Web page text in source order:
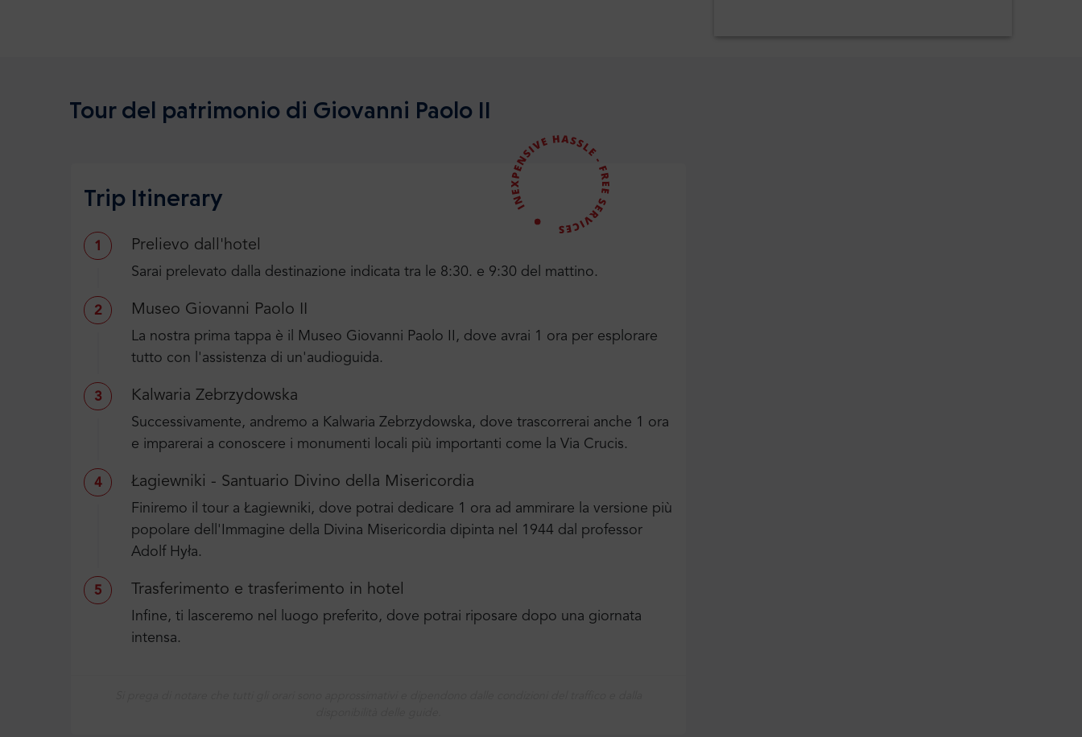
Tour del patrimonio di Giovanni Paolo II
Trip Itinerary
1 Prelievo dall'hotel
Sarai prelevato dalla destinazione indicata tra le 8:30. e 9:30 del mattino.
2 Museo Giovanni Paolo II
La nostra prima tappa è il Museo Giovanni Paolo II, dove avrai 1 ora per esplorare
tutto con l'assistenza di un'audioguida.
3 Kalwaria Zebrzydowska
Successivamente, andremo a Kalwaria Zebrzydowska, dove trascorrerai anche 1 ora
e imparerai a conoscere i monumenti locali più importanti come la Via Crucis.
4 Łagiewniki - Santuario Divino della Misericordia
Finiremo il tour a Łagiewniki, dove potrai dedicare 1 ora ad ammirare la versione più
popolare dell'Immagine della Divina Misericordia dipinta nel 1944 dal professor
Adolf Hyła.
5 Trasferimento e trasferimento in hotel
Infine, ti lasceremo nel luogo preferito, dove potrai riposare dopo una giornata
intensa.